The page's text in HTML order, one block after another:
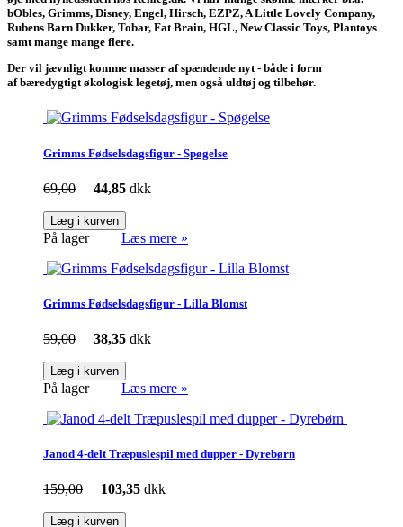
bObles, Grimms, Disney, Engel, Hirsch, EZPZ, A Little Lovely Company,
Rubens Barn Dukker, Tobar, Fat Brain, HGL, New Classic Toys, Plantoys
samt mange mange flere.
Der vil jævnligt komme masser af spændende nyt - både i form
af bæredygtigt økologisk legetøj, men også uldtøj og tilbehør.
Grimms Fødselsdagsfigur - Spøgelse
69,00 44,85 dkk
Læg i kurven
På lager Læs mere »
Grimms Fødselsdagsfigur - Lilla Blomst
59,00 38,35 dkk
Læg i kurven
På lager Læs mere »
Janod 4-delt Træpuslespil med dupper - Dyrebørn
159,00 103,35 dkk
Læg i kurven